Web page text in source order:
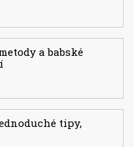
a babské
tipy,